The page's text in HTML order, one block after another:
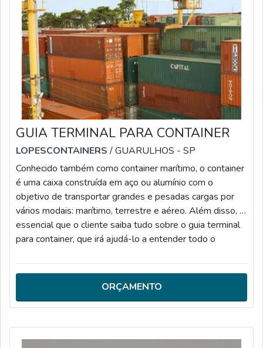
GUIA TERMINAL PARA CONTAINER
LOPESCONTAINERS/ GUARULHOS - SP
Conhecido também como container marítimo, o container
é uma caixa construída em aço ou alumínio com o
objetivo de transportar grandes e pesadas cargas por
vários modais: marítimo, terrestre e aéreo. Além disso, é
essencial que o cliente saiba tudo sobre o guia terminal
para container, que irá ajudá-lo a entender todo o
produto, são: Dry Box; Container HC ou High Cube;
Container com Carregamento lateral; Container Abertura
de Topo; Open Top; Container
ORÇAMENTO